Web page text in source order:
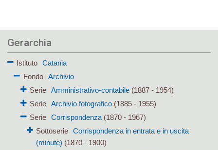
Gerarchia
Istituto
Catania
Fondo
Archivio
Serie Amministrativo-contabile(1887 - 1954)
Serie Archivio fotografico(1885 - 1955)
Serie Corrispondenza(1870 - 1967)
Sottoserie
Corrispondenza in entrata e in uscita
(minute) (1870 - 1900)